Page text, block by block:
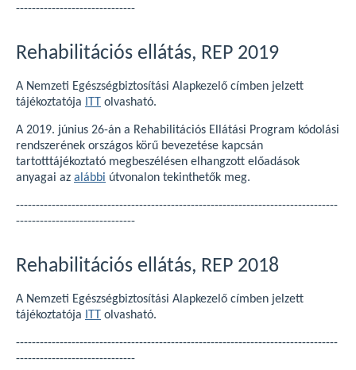
------------------------------
Rehabilitációs ellátás, REP 2019
A Nemzeti Egészségbiztosítási Alapkezelő címben jelzett
tájékoztatója
olvasható.
A 2019. június 26-án a Rehabilitációs Ellátási Program kódolási
rendszerének országos körű bevezetése kapcsán
tartotttájékoztató megbeszélésen elhangzott előadások
anyagai az alábbi útvonalon tekinthetők meg.
---------------------------------------------------------------------------------
------------------------------
Rehabilitációs ellátás, REP 2018
A Nemzeti Egészségbiztosítási Alapkezelő címben jelzett
tájékoztatója
olvasható.
---------------------------------------------------------------------------------
------------------------------